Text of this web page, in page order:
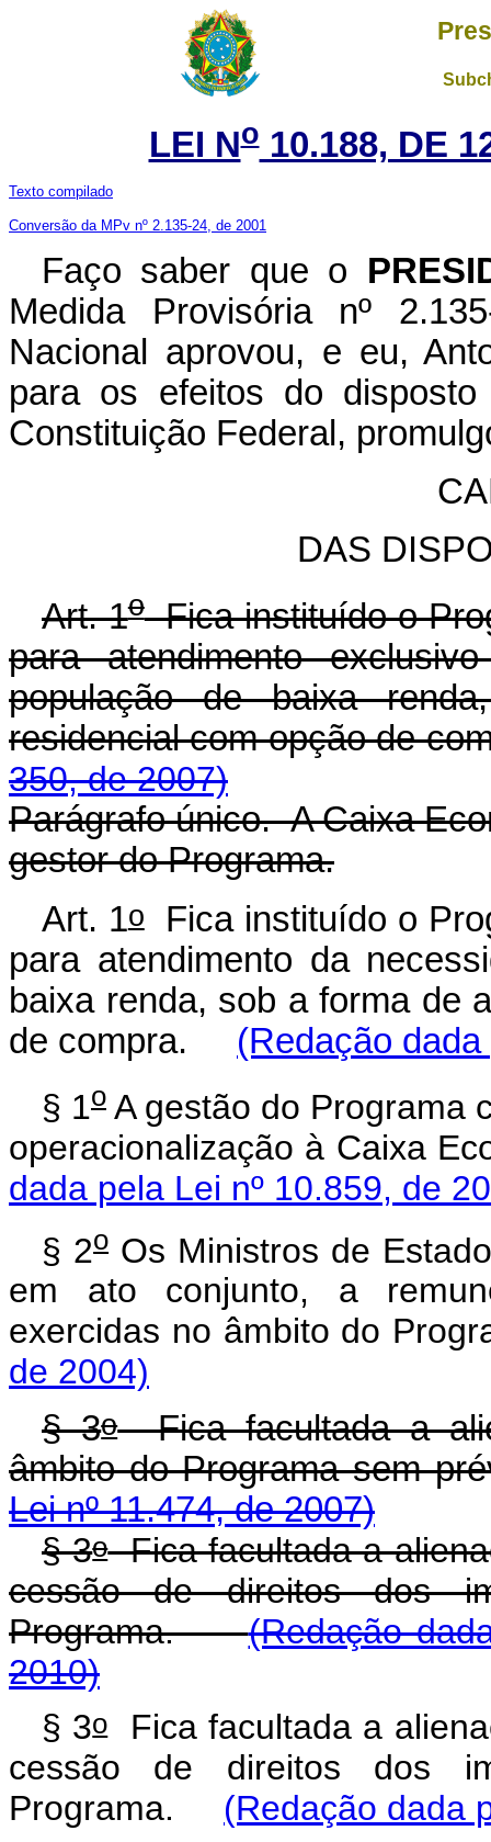
LEI No10.188, DE
Texto compilado
Conversão da MPv nº 2.135-24, de 2001
Faço saber que o
Medida Provisória nº
Nacional aprovou, e eu,
para os efeitos do
Constituição Federal,
DAS
Art. 1oFica instituído o
para atendimento
população de baixa
residencial com opção
350, de 2007)
Parágrafo único. A Caixa
gestor do Programa.
Art. 1oFica instituído o
para atendimento da
baixa renda, sob a forma de
de compra. (Redação
§ 1o A gestão do Programa
operacionalização à Caixa
dada pela Lei nº 10.859, de
§ 2oOs Ministros de
em ato conjunto, a
exercidas no âmbito do
de 2004)
§ 3oFica facultada a
âmbito do Programa sem
Lei nº 11.474, de 2007)
§ 3oFica facultada a
cessão de direitos dos
Programa.(Redação
2010)
§ 3oFica facultada a
cessão de direitos dos
Programa. (Redação dada